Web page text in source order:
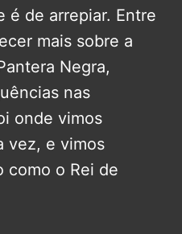
é de arrepiar. Entre
mais sobre a
Negra,
nas
onde vimos
vez, e vimos
como o Rei de